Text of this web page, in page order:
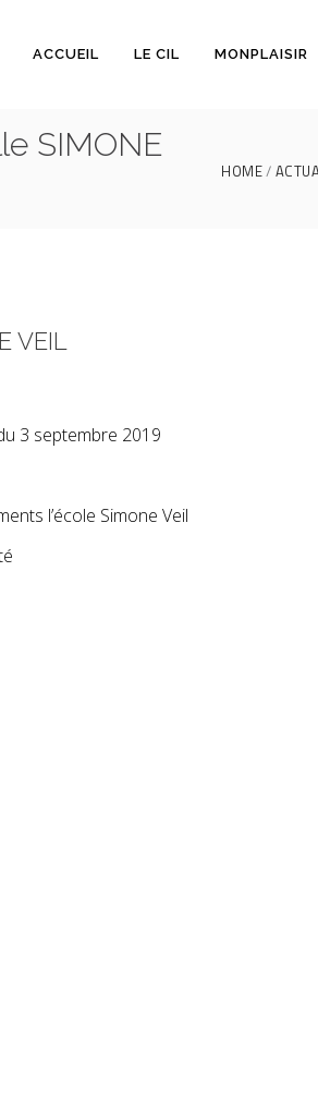
ACCUEIL LE CIL MONPLAISIR
SIMONE
HOME
3 septembre 2019
l’école Simone Veil